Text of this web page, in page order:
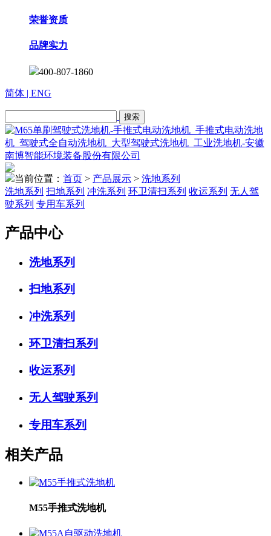
荣誉资质
品牌实力
400-807-1860
简体 | ENG
当前位置： 首页 > 产品展示 > 洗地系列
洗地系列 扫地系列 冲洗系列 环卫清扫系列 收运系列 无人驾
驶系列 专用车系列
产品中心
洗地系列
扫地系列
冲洗系列
环卫清扫系列
收运系列
无人驾驶系列
专用车系列
相关产品
M55手推式洗地机